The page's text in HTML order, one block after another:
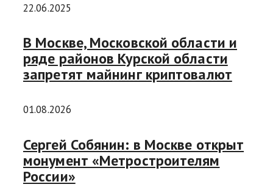
22.06.2025
В Москве, Московской области и
ряде районов Курской области
запретят майнинг криптовалют
01.08.2026
Сергей Собянин: в Москве открыт
монумент «Метростроителям
России»